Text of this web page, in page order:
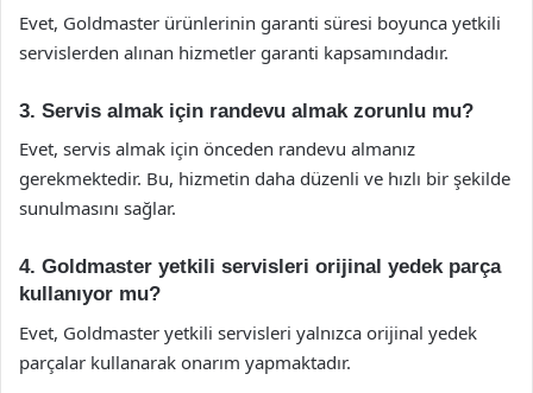
Evet, Goldmaster ürünlerinin garanti süresi boyunca yetkili
servislerden alınan hizmetler garanti kapsamındadır.
3. Servis almak için randevu almak zorunlu mu?
Evet, servis almak için önceden randevu almanız
gerekmektedir. Bu, hizmetin daha düzenli ve hızlı bir şekilde
sunulmasını sağlar.
4. Goldmaster yetkili servisleri orijinal yedek parça
kullanıyor mu?
Evet, Goldmaster yetkili servisleri yalnızca orijinal yedek
parçalar kullanarak onarım yapmaktadır.